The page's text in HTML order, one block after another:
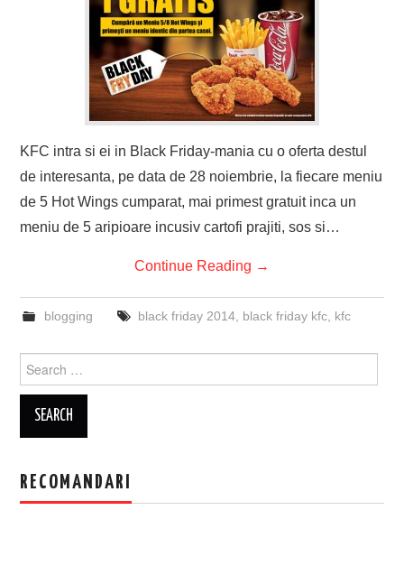
KFC intra si ei in Black Friday-mania cu o oferta destul
de interesanta, pe data de 28 noiembrie, la fiecare meniu
de 5 Hot Wings cumparat, mai primest gratuit inca un
meniu de 5 aripioare incusiv cartofi prajiti, sos si…
Continue Reading →
blogging black friday 2014, black friday kfc, kfc
for:
RECOMANDARI